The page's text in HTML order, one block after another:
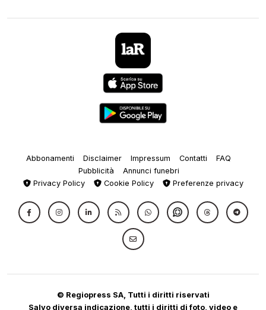
Abbonamenti Disclaimer Impressum Contatti
FAQ
Pubblicità
Annunci funebri
Privacy Policy
Cookie Policy Preferenze privacy
© Regiopress SA, Tutti i diritti riservati
Salvo diversa indicazione, tutti i diritti di foto, video e